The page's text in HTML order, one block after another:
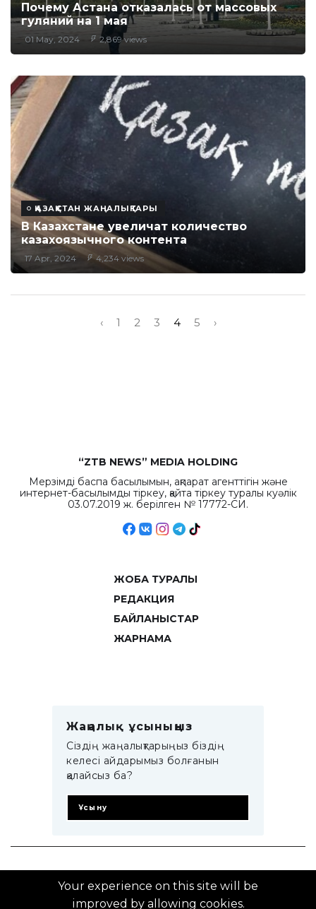
Почему Астана отказалась от массовых
гуляний на 1 мая
01 May, 2024 2,869 views
ҚАЗАҚСТАН ЖАҢАЛЫҚТАРЫ
В Казахстане увеличат количество
казахоязычного контента
17 Apr, 2024 4,234 views
‹ 1 2 3 4 5 ›
“ZTB NEWS” MEDIA HOLDING
Мерзімді баспа басылымын, ақпарат агенттігін және
интернет-басылымды тіркеу, қайта тіркеу туралы куәлік
03.07.2019 ж. берілген № 17772-СИ.
ЖОБА ТУРАЛЫ
РЕДАКЦИЯ
БАЙЛАНЫСТАР
ЖАРНАМА
Жаңалық ұсыныңыз
Сіздің жаңалықтарыңыз біздің
келесі айдарымыз болғанын
қалайсыз ба?
Ұсыну
© 2014–2025 ZTB.KZ
Your experience on this site will be
improved by allowing cookies.